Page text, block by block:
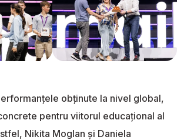
obținute la nivel global,
pentru viitorul educațional al
Nikita Moglan și Daniela